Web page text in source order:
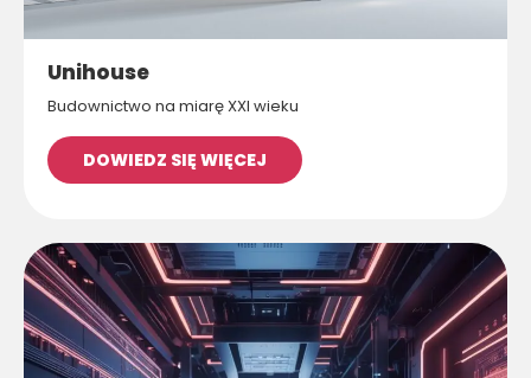
Unihouse
Budownictwo na miarę XXI wieku
DOWIEDZ SIĘ WIĘCEJ